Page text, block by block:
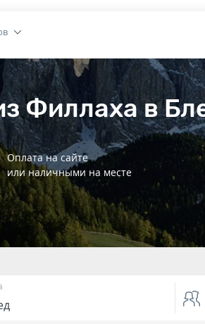
Филлаха в
Оплата на сайте
или наличными на месте